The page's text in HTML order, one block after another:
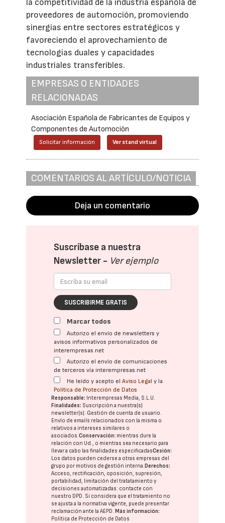
la competitividad de la industria española de
proveedores de automoción, promoviendo
sinergias entre sectores estratégicos y
favoreciendo el aprovechamiento de
tecnologías duales y capacidades
industriales transferibles.
EMPRESAS O ENTIDADES
RELACIONADAS
Asociación Española de Fabricantes de Equipos y
Componentes de Automoción
Solicitar información Ver stand virtual
COMENTARIOS AL ARTÍCULO/NOTICIA
Deja un comentario
Suscríbase a nuestra
Newsletter - Ver ejemplo
SUSCRIBIRME GRATIS
Marcar todos
Autorizo el envío de newsletters y
avisos informativos personalizados de
interempresas.net
Autorizo el envío de comunicaciones
de terceros vía interempresas.net
He leído y acepto elAviso Legal y la
Política de Protección de Datos
Responsable: Interempresas Media, S.L.U.
Finalidades: Suscripción a nuestra(s)
newsletter(s). Gestión de cuenta de usuario.
Envío de emails relacionados con la misma o
relativos a intereses similares o
asociados.Conservación: mientras dure la
relación con Ud., o mientras sea necesario para
llevar a cabo las finalidades especificadasCesión:
Los datos pueden cederse a otras empresas del
grupo por motivos de gestión interna. Derechos:
Acceso, rectificación, oposición, supresión,
portabilidad, limitación del tratatamiento y
decisiones automatizadas: contacte con
nuestro DPD. Si considera que el tratamiento no
se ajusta a la normativa vigente, puede presentar
reclamación ante laAEPD. Más información:
Política de Protección de Datos